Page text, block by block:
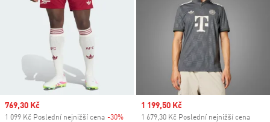
Sale price
769,30 Kč
1 099 Kč Poslední nejnižší cena -30% Discount
Sale price
1 199,50 Kč
1 679,30 Kč Poslední nejnižší cena